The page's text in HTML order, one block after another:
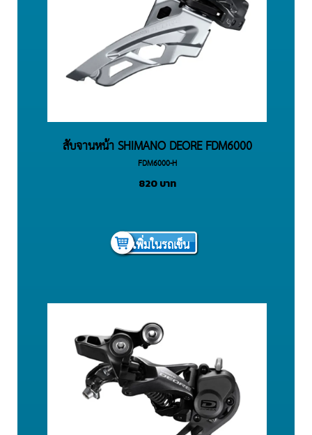
สับจานหน้า SHIMANO DEORE FDM6000
10SPD
FDM6000-H
820 บาท
เพิ่มในรถเข็น